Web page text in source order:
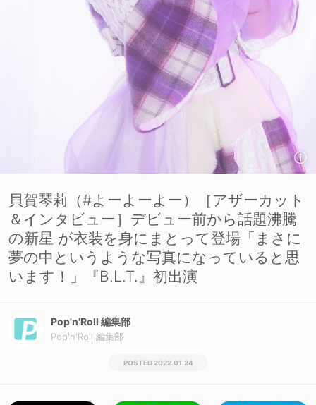
貝賀琴莉（#よーよーよー）［アザーカット
＆インタビュー］デビュー前から話題沸騰
の新星 が衣装を身にまとって登場「まさに
夢の中というような写真になっていると思
います！」『B.L.T.』初出演
Pop'n'Roll 編集部
Pop'n'Roll 編集部
2022.01.24